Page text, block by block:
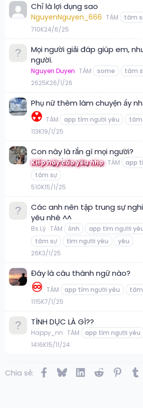
Chỉ là lợi dụng sao
NguyenNguyen_666 TÁM
tâm
710K24/6/25
Mọi người giải đáp giúp em,
người.
Nguyen Duyen TÁM some
tâm
2625K26/1/26
Phụ nữ thèm làm chuyện ấy
☢️ TÁM app tìm người yêu
tâm
113K19/1/25
Con này là rắn gì mọi người?
Kiếp này cáo yêu nho TÁM
app
tâm sự
510K15/1/25
Các anh nên tập trung sự
yêu nhé ^^
Bs Lý TÁM ảnh app tìm người
tâm sự
tìm người yêu
yêu
26K3/1/25
Đây là câu thành ngữ nào?
♾️ TÁM app tìm người yêu
1115K7/1/25
TÌNH DỤC LÀ GÌ??
Happy_nn TÁM app tìm người yêu
1416K15/11/24
Chia sẻ: Facebook
BlueskyLinkedInReddit